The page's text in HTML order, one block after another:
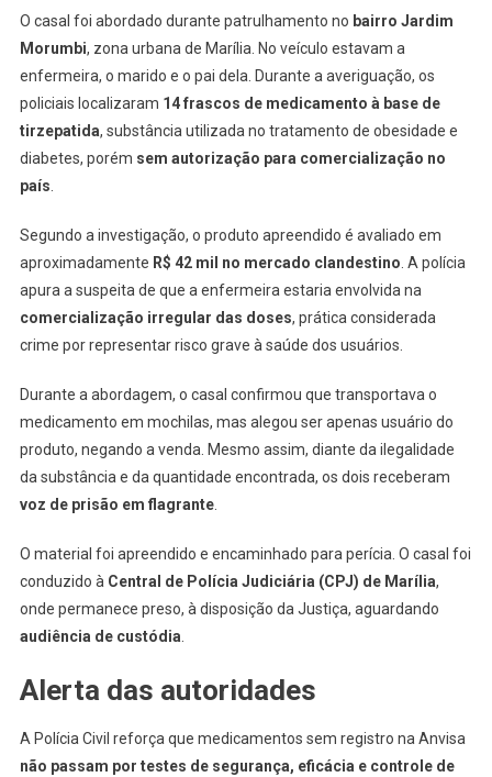
O casal foi abordado durante patrulhamento no bairro Jardim
Morumbi, zona urbana de Marília. No veículo estavam a
enfermeira, o marido e o pai dela. Durante a averiguação, os
policiais localizaram 14 frascos de medicamento à base de
tirzepatida, substância utilizada no tratamento de obesidade e
diabetes, porém sem autorização para comercialização no
país.
Segundo a investigação, o produto apreendido é avaliado em
aproximadamente R$ 42 mil no mercado clandestino. A polícia
apura a suspeita de que a enfermeira estaria envolvida na
comercialização irregular das doses, prática considerada
crime por representar risco grave à saúde dos usuários.
Durante a abordagem, o casal confirmou que transportava o
medicamento em mochilas, mas alegou ser apenas usuário do
produto, negando a venda. Mesmo assim, diante da ilegalidade
da substância e da quantidade encontrada, os dois receberam
voz de prisão em flagrante.
O material foi apreendido e encaminhado para perícia. O casal foi
conduzido à Central de Polícia Judiciária (CPJ) de Marília,
onde permanece preso, à disposição da Justiça, aguardando
audiência de custódia.
Alerta das autoridades
A Polícia Civil reforça que medicamentos sem registro na Anvisa
não passam por testes de segurança, eficácia e controle de